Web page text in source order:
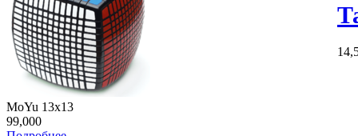
MoYu 13x13
99,000